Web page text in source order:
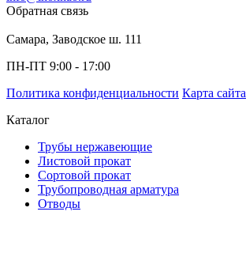
Обратная связь
Самара, Заводское ш. 111
ПН-ПТ 9:00 - 17:00
Политика конфиденциальности Карта сайта
Каталог
Трубы нержавеющие
Листовой прокат
Сортовой прокат
Трубопроводная арматура
Отводы